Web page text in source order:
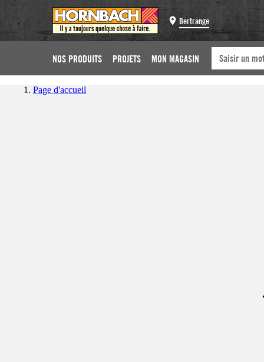
Bertrange
NOS PRODUITS PROJETS MON MAGASIN
Page d'accueil